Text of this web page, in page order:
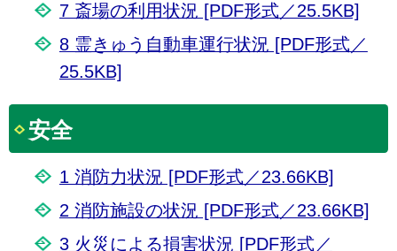
7 斎場の利用状況 [PDF形式／25.5KB]
8 霊きゅう自動車運行状況 [PDF形式／
25.5KB]
安全
1 消防力状況 [PDF形式／23.66KB]
2 消防施設の状況 [PDF形式／23.66KB]
3 火災による損害状況 [PDF形式／